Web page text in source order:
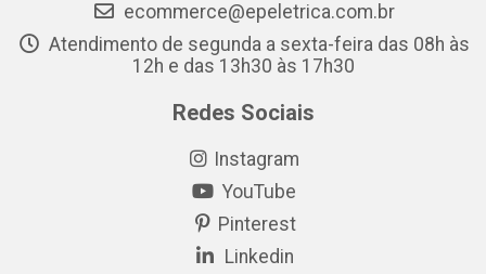
ecommerce@epeletrica.com.br
Atendimento de segunda a sexta-feira das 08h às
12h e das 13h30 às 17h30
Redes Sociais
Instagram
YouTube
Pinterest
Linkedin